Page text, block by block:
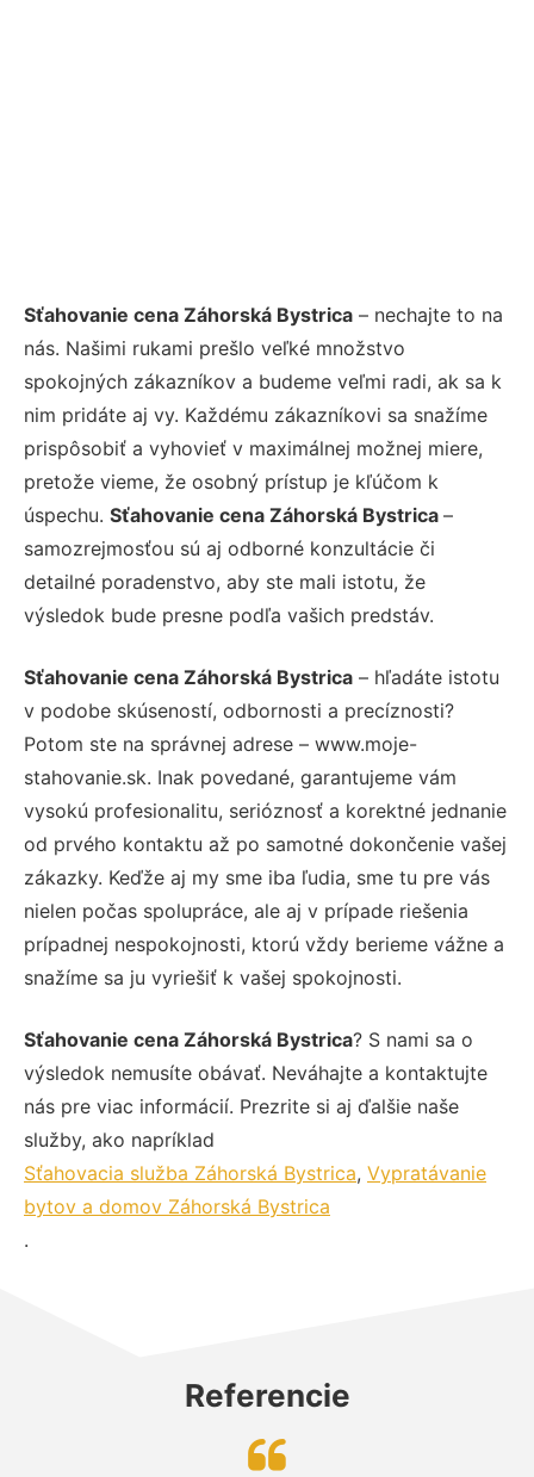
Sťahovanie cena Záhorská Bystrica – nechajte to na
nás. Našimi rukami prešlo veľké množstvo
spokojných zákazníkov a budeme veľmi radi, ak sa k
nim pridáte aj vy. Každému zákazníkovi sa snažíme
prispôsobiť a vyhovieť v maximálnej možnej miere,
pretože vieme, že osobný prístup je kľúčom k
úspechu. Sťahovanie cena Záhorská Bystrica –
samozrejmosťou sú aj odborné konzultácie či
detailné poradenstvo, aby ste mali istotu, že
výsledok bude presne podľa vašich predstáv.
Sťahovanie cena Záhorská Bystrica – hľadáte istotu
v podobe skúseností, odbornosti a precíznosti?
Potom ste na správnej adrese – www.moje-
stahovanie.sk. Inak povedané, garantujeme vám
vysokú profesionalitu, serióznosť a korektné jednanie
od prvého kontaktu až po samotné dokončenie vašej
zákazky. Keďže aj my sme iba ľudia, sme tu pre vás
nielen počas spolupráce, ale aj v prípade riešenia
prípadnej nespokojnosti, ktorú vždy berieme vážne a
snažíme sa ju vyriešiť k vašej spokojnosti.
Sťahovanie cena Záhorská Bystrica? S nami sa o
výsledok nemusíte obávať. Neváhajte a kontaktujte
nás pre viac informácií. Prezrite si aj ďalšie naše
služby, ako napríklad
Sťahovacia služba Záhorská Bystrica, Vypratávanie
bytov a domov Záhorská Bystrica
.
Referencie